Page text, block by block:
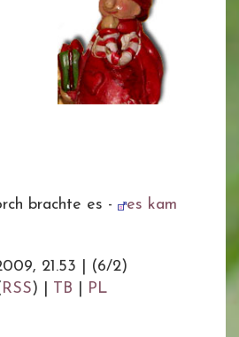
brachte es -
es kam
21.53
(6/2)
RSS) | TB PL